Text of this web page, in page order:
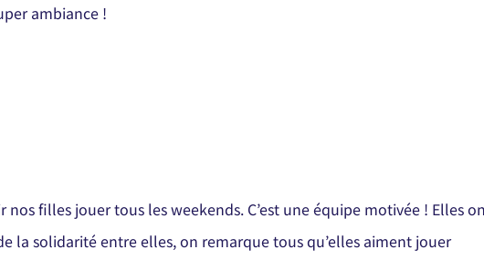
ambiance !
filles jouer tous les weekends. C’est une équipe motivée ! Elles
la solidarité entre elles, on remarque tous qu’elles aiment jouer